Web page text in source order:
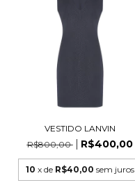
VESTIDO LANVIN
R$800,00
R$400,00
10 x de R$40,00 sem juros